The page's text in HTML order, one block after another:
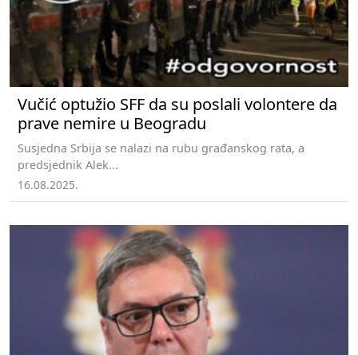
Vučić optužio SFF da su poslali volontere da
prave nemire u Beogradu
Susjedna Srbija se nalazi na rubu građanskog rata, a
predsjednik Alek...
16.08.2025.